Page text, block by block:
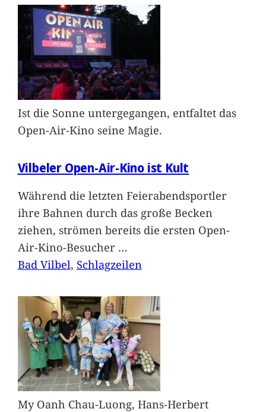
Ist die Sonne untergegangen, entfaltet das
Open-Air-Kino seine Magie.
Vilbeler Open-Air-Kino ist Kult
Während die letzten Feierabendsportler
ihre Bahnen durch das große Becken
ziehen, strömen bereits die ersten Open-
Air-Kino-Besucher …
Bad Vilbel, Schlagzeilen
My Oanh Chau-Luong, Hans-Herbert